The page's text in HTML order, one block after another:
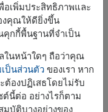
FLV660
ค. 2026
อเพิ่มประสิทธิภาพและ
งคุณให้ดียิ่งขึ้น
คุกกี้พื้นฐานที่จำเป็น
ในหน้าใดๆ ถือว่าคุณ
ป็นส่วนตัวของเรา หาก
องปฏิเสธโดยไม่รับ
ต์นี้ต่อ อย่างไรก็ตาม
บัติบางอย่างของ